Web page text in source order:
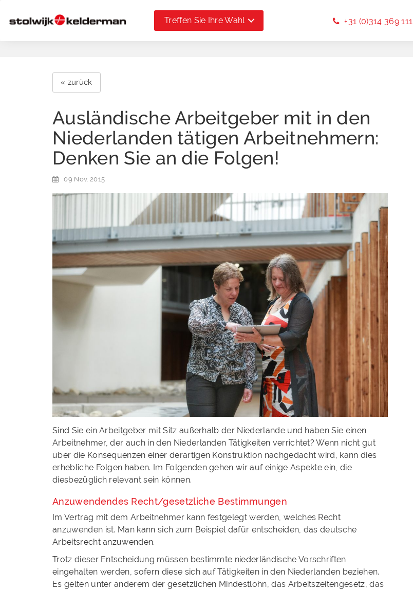
Treffen Sie Ihre Wahl +31 (0)314 369 111
« zurück
Ausländische Arbeitgeber mit in den
Niederlanden tätigen Arbeitnehmern:
Denken Sie an die Folgen!
09 Nov. 2015
Sind Sie ein Arbeitgeber mit Sitz außerhalb der Niederlande und haben Sie einen
Arbeitnehmer, der auch in den Niederlanden Tätigkeiten verrichtet? Wenn nicht gut
über die Konsequenzen einer derartigen Konstruktion nachgedacht wird, kann dies
erhebliche Folgen haben. Im Folgenden gehen wir auf einige Aspekte ein, die
diesbezüglich relevant sein können.
Anzuwendendes Recht/gesetzliche Bestimmungen
Im Vertrag mit dem Arbeitnehmer kann festgelegt werden, welches Recht
anzuwenden ist. Man kann sich zum Beispiel dafür entscheiden, das deutsche
Arbeitsrecht anzuwenden.
Trotz dieser Entscheidung müssen bestimmte niederländische Vorschriften
eingehalten werden, sofern diese sich auf Tätigkeiten in den Niederlanden beziehen.
Es gelten unter anderem der gesetzlichen Mindestlohn, das Arbeitszeitengesetz, das